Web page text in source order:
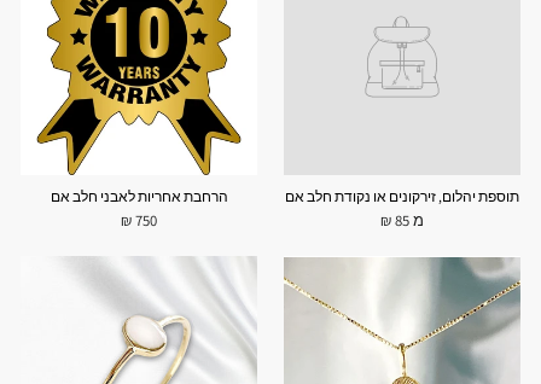
תוספת יהלום, זירקונים או נקודת חלב אם
מ 85 ₪
הרחבת אחריות לאבני חלב אם
750 ₪